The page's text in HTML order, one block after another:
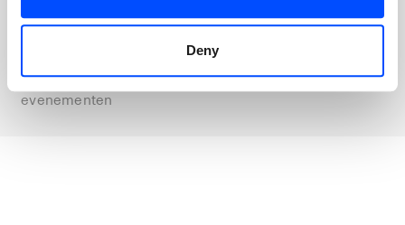
Deny
Aanmelden
Blijf op de hoogte van ons laatste
nieuws en aankomende
evenementen